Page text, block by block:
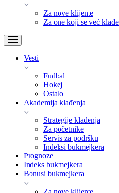
Za nove klijente
Za one koji se već klade
Vesti
Fudbal
Hokej
Ostalo
Akademija klađenja
Strategije klađenja
Za početnike
Servis za podršku
Indeksi bukmejkera
Prognoze
Indeks bukmejkera
Bonusi bukmejkera
Za nove klijente